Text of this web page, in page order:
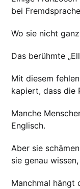
bei
Wo sie nicht
Das berühmte
Mit diesem
kapiert, dass die
Manche
Englisch.
Aber sie
sie genau
Manchmal hängt